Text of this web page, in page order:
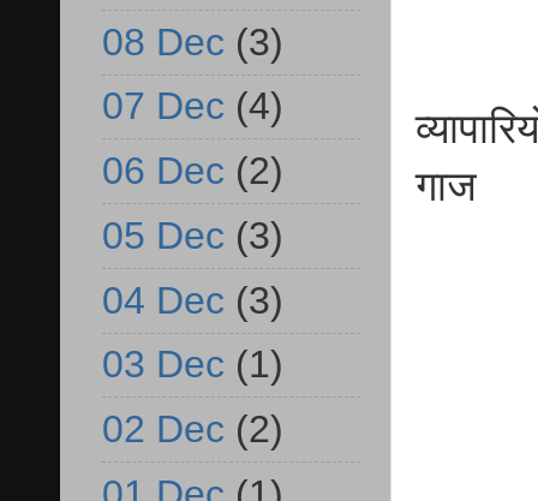
गाज
08 Dec (3)
07 Dec (4)
06 Dec (2)
05 Dec (3)
04 Dec (3)
03 Dec (1)
02 Dec (2)